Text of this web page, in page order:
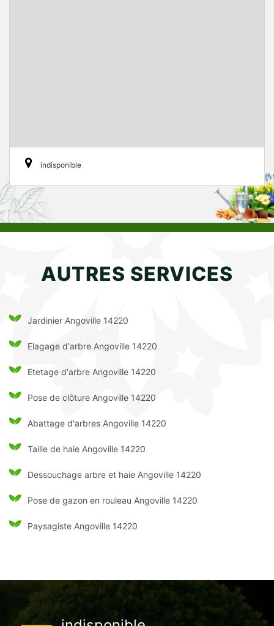
indisponible
AUTRES SERVICES
Jardinier Angoville 14220
Elagage d'arbre Angoville 14220
Etetage d'arbre Angoville 14220
Pose de clôture Angoville 14220
Abattage d'arbres Angoville 14220
Taille de haie Angoville 14220
Dessouchage arbre et haie Angoville 14220
Pose de gazon en rouleau Angoville 14220
Paysagiste Angoville 14220